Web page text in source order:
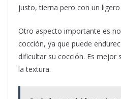
justo, tierna pero con un
Otro aspecto importante es
cocción, ya que puede
dificultar su cocción. Es mejor
la textura.